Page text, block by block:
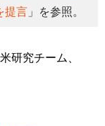
提言 」を参照。
研究チーム、